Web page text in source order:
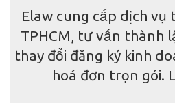
Elaw cung cấp dịch
TPHCM, tư vấn thành
thay đổi đăng ký kinh
hoá đơn trọn gói.